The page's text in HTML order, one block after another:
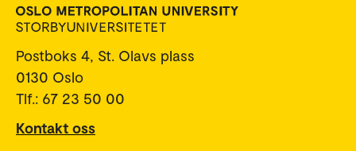
Postboks 4, St. Olavs plass
0130 Oslo
Tlf.: 67 23 50 00
Kontakt oss